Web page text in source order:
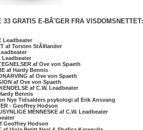
33 GRATIS E-BÃ˜GER FRA VISDOMSNETTET:
Leadbeater
af Torsten StÃ¥lander
Leadbeater
af Ove von Spaeth
af Hardy Bennis
af Ove von Spaeth
af Ove von Spaeth
af C.W. Leadbeater
Bennis
Nye Tidsalders psykologi af Erik Ansvang
- Geoffrey Hodson
MENNESKE af C.W. Leadbeater
Geoffrey Hodson